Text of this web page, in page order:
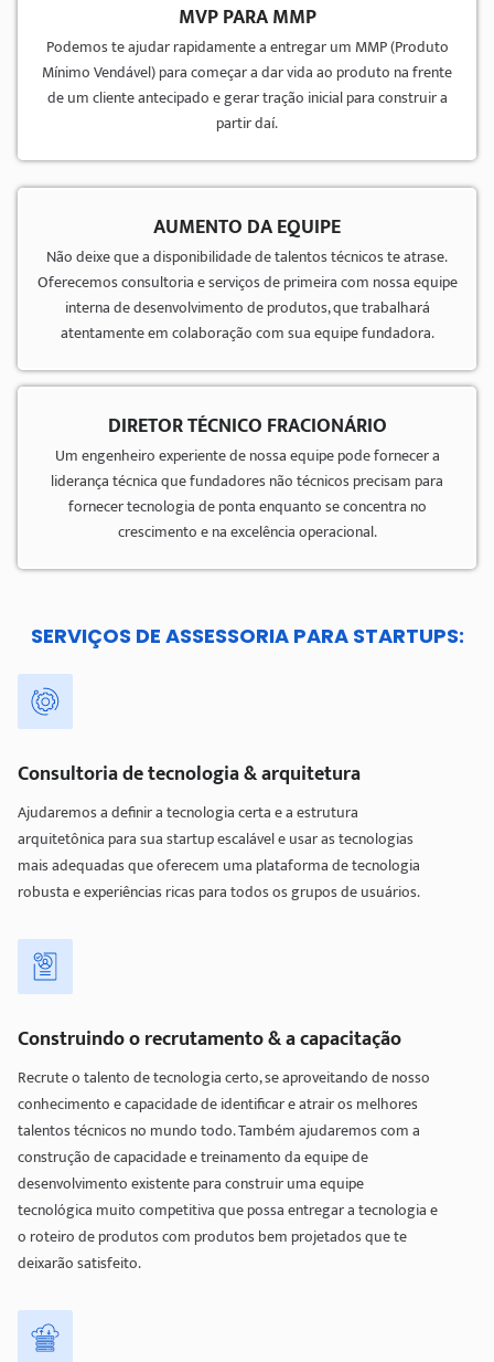
MVP PARA MMP
Podemos te ajudar rapidamente a entregar um MMP (Produto
Mínimo Vendável) para começar a dar vida ao produto na frente
de um cliente antecipado e gerar tração inicial para construir a
partir daí.
AUMENTO DA EQUIPE
Não deixe que a disponibilidade de talentos técnicos te atrase.
Oferecemos consultoria e serviços de primeira com nossa equipe
interna de desenvolvimento de produtos, que trabalhará
atentamente em colaboração com sua equipe fundadora.
DIRETOR TÉCNICO FRACIONÁRIO
Um engenheiro experiente de nossa equipe pode fornecer a
liderança técnica que fundadores não técnicos precisam para
fornecer tecnologia de ponta enquanto se concentra no
crescimento e na excelência operacional.
SERVIÇOS DE ASSESSORIA PARA STARTUPS:
Consultoria de tecnologia & arquitetura
Ajudaremos a definir a tecnologia certa e a estrutura
arquitetônica para sua startup escalável e usar as tecnologias
mais adequadas que oferecem uma plataforma de tecnologia
robusta e experiências ricas para todos os grupos de usuários.
Construindo o recrutamento & a capacitação
Recrute o talento de tecnologia certo, se aproveitando de nosso
conhecimento e capacidade de identificar e atrair os melhores
talentos técnicos no mundo todo. Também ajudaremos com a
construção de capacidade e treinamento da equipe de
desenvolvimento existente para construir uma equipe
tecnológica muito competitiva que possa entregar a tecnologia e
o roteiro de produtos com produtos bem projetados que te
deixarão satisfeito.